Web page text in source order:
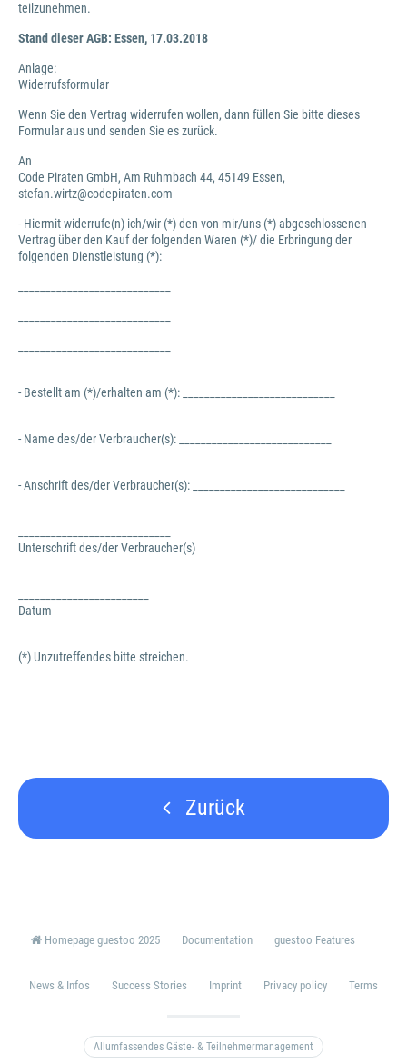
teilzunehmen.
Stand dieser AGB: Essen, 17.03.2018
Anlage:
Widerrufsformular
Wenn Sie den Vertrag widerrufen wollen, dann füllen Sie bitte dieses
Formular aus und senden Sie es zurück.
An
Code Piraten GmbH, Am Ruhmbach 44, 45149 Essen,
stefan.wirtz@codepiraten.com
- Hiermit widerrufe(n) ich/wir (*) den von mir/uns (*) abgeschlossenen
Vertrag über den Kauf der folgenden Waren (*)/ die Erbringung der
folgenden Dienstleistung (*):
- Bestellt am (*)/erhalten am (*): ____________________________
- Name des/der Verbraucher(s): ____________________________
- Anschrift des/der Verbraucher(s): ____________________________
Unterschrift des/der Verbraucher(s)
Datum
(*) Unzutreffendes bitte streichen.
Zurück
Homepage guestoo 2025 Documentation guestoo Features
News & Infos Success Stories Imprint Privacy policy Terms
Allumfassendes Gäste- & Teilnehmermanagement